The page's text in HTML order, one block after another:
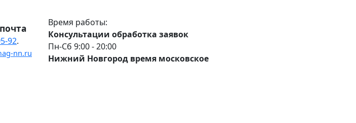
92.
nn.ru
Время работы:
Консультации обработка заявок
Пн-Сб 9:00 - 20:00
Нижний Новгород время московское